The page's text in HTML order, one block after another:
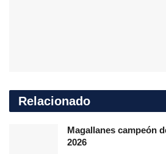
Relacionado
Magallanes campeón
2026